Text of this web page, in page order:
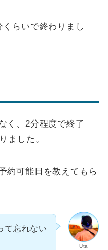
らいで終わりまし
く、2分程度で終了
ました。
約可能日を教えてもら
Uta
て忘れない